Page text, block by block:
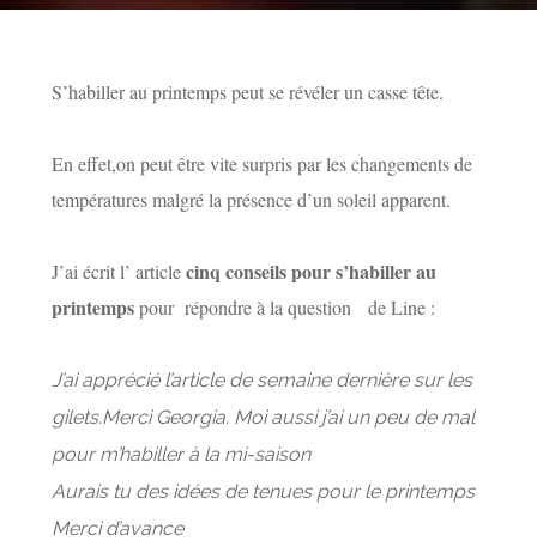
S’habiller au printemps peut se révéler un casse tête.
En effet,on peut être vite surpris par les changements de
températures malgré la présence d’un soleil apparent.
J’ai écrit l’ articlecinq conseils pour s’habiller au
printempspour répondre à la question de Line :
J’ai apprécié l’article de semaine dernière sur les
gilets.Merci Georgia. Moi aussi j’ai un peu de mal
pour m’habiller à la mi-saison
Aurais tu des idées de tenues pour le printemps
Merci d’avance